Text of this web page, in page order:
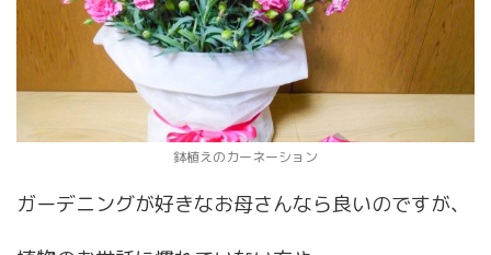
鉢植えのカーネーション
ガーデニングが好きなお母さんなら良いのですが、